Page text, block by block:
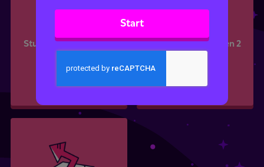
Studievaardigheden 1 Studievaardigheden 2
Start